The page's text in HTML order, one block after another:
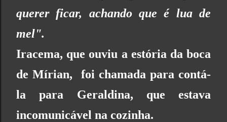
querer ficar, achando que é lua de
mel".
Iracema, que ouviu a estória da boca
de Mírian, foi chamada para contá-
la para Geraldina, que estava
incomunicável na cozinha.